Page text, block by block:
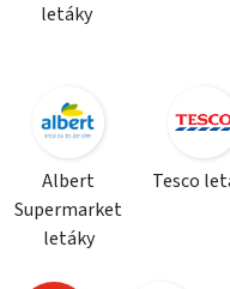
letáky
Albert
Supermarket
letáky
Tesco